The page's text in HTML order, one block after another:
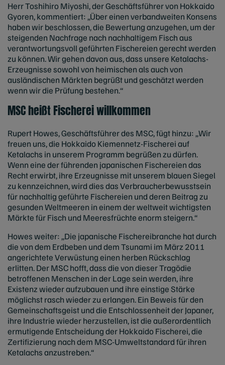
Herr Toshihiro Miyoshi, der Geschäftsführer von Hokkaido
Gyoren, kommentiert: „Über einen verbandweiten Konsens
haben wir beschlossen, die Bewertung anzugehen, um der
steigenden Nachfrage nach nachhaltigem Fisch aus
verantwortungsvoll geführten Fischereien gerecht werden
zu können. Wir gehen davon aus, dass unsere Ketalachs-
Erzeugnisse sowohl von heimischen als auch von
ausländischen Märkten begrüßt und geschätzt werden
wenn wir die Prüfung bestehen.“
MSC heißt Fischerei willkommen
Rupert Howes, Geschäftsführer des MSC, fügt hinzu: „Wir
freuen uns, die Hokkaido Kiemennetz-Fischerei auf
Ketalachs in unserem Programm begrüßen zu dürfen.
Wenn eine der führenden japanischen Fischereien das
Recht erwirbt, ihre Erzeugnisse mit unserem blauen Siegel
zu kennzeichnen, wird dies das Verbraucherbewusstsein
für nachhaltig geführte Fischereien und deren Beitrag zu
gesunden Weltmeeren in einem der weltweit wichtigsten
Märkte für Fisch und Meeresfrüchte enorm steigern.“
Howes weiter: „Die japanische Fischereibranche hat durch
die von dem Erdbeben und dem Tsunami im März 2011
angerichtete Verwüstung einen herben Rückschlag
erlitten. Der MSC hofft, dass die von dieser Tragödie
betroffenen Menschen in der Lage sein werden, ihre
Existenz wieder aufzubauen und ihre einstige Stärke
möglichst rasch wieder zu erlangen. Ein Beweis für den
Gemeinschaftsgeist und die Entschlossenheit der Japaner,
ihre Industrie wieder herzustellen, ist die außerordentlich
ermutigende Entscheidung der Hokkaido Fischerei, die
Zertifizierung nach dem MSC-Umweltstandard für ihren
Ketalachs anzustreben.“